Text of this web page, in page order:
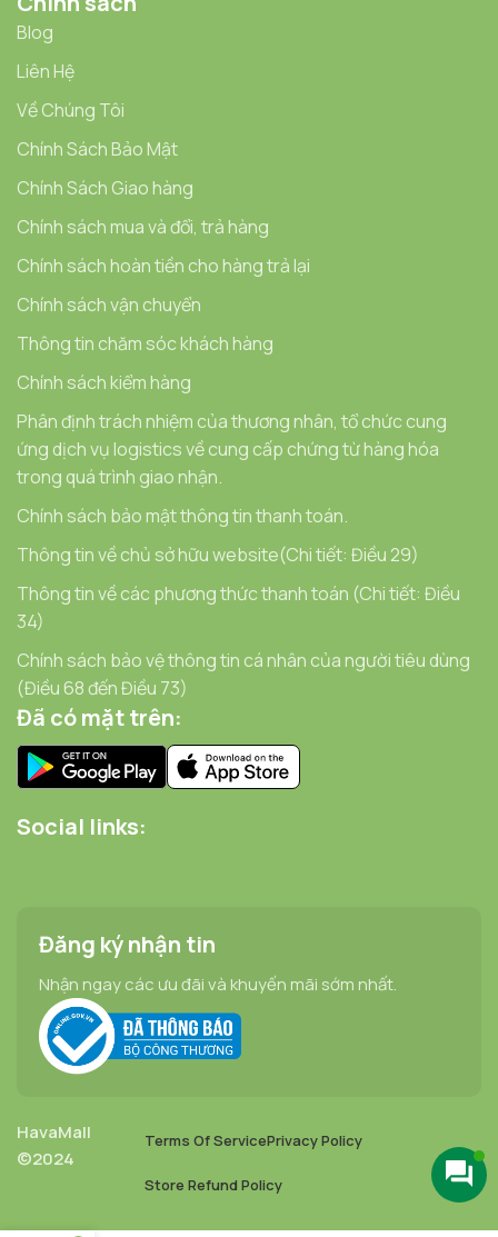
Blog
Liên Hệ
Về Chúng Tôi
Chính Sách Bảo Mật
Chính Sách Giao hàng
Chính sách mua và đổi, trả hàng
Chính sách hoàn tiền cho hàng trả lại
Chính sách vận chuyển
Thông tin chăm sóc khách hàng
Chính sách kiểm hàng
Phân định trách nhiệm của thương nhân, tổ chức cung
ứng dịch vụ logistics về cung cấp chứng từ hàng hóa
trong quá trình giao nhận.
Chính sách bảo mật thông tin thanh toán.
Thông tin về chủ sở hữu website(Chi tiết: Điều 29)
Thông tin về các phương thức thanh toán (Chi tiết: Điều
34)
Chính sách bảo vệ thông tin cá nhân của người tiêu dùng
(Điều 68 đến Điều 73)
Đã có mặt trên:
Social links:
Đăng ký nhận tin
Nhận ngay các ưu đãi và khuyến mãi sớm nhất.
HavaMall
©2024
Terms Of ServicePrivacy Policy
Store Refund Policy